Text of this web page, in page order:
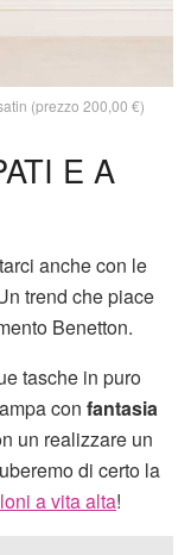
(prezzo 200,00 €)
E A
anche con le
trend che piace
Benetton.
tasche in puro
con fantasia
un realizzare un
di certo la
a vita alta!